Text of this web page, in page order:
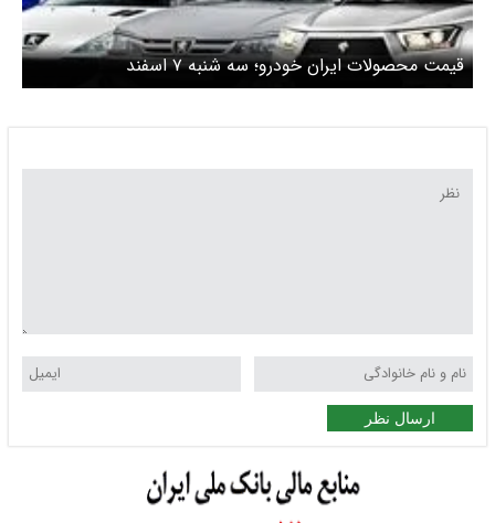
قیمت محصولات ایران خودرو؛ سه شنبه ۷ اسفند
ارسال نظر